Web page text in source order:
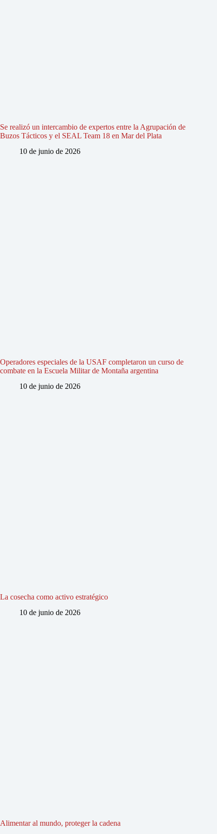
Se realizó un intercambio de expertos entre la Agrupación de
Buzos Tácticos y el SEAL Team 18 en Mar del Plata
10 de junio de 2026
Operadores especiales de la USAF completaron un curso de
combate en la Escuela Militar de Montaña argentina
10 de junio de 2026
La cosecha como activo estratégico
10 de junio de 2026
Alimentar al mundo, proteger la cadena